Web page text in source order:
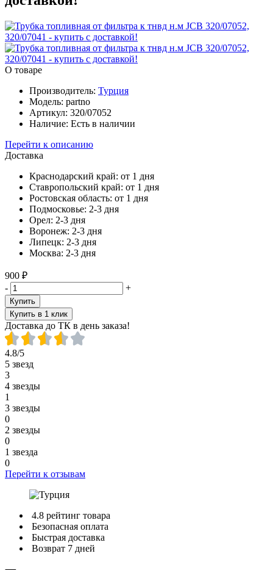
О товаре
Производитель: Турция
Модель: partno
Артикул: 320/07052
Наличие: Есть в наличии
Перейти к описанию
Доставка
Краснодарский край: от 1 дня
Ставропольский край: от 1 дня
Ростовская область: от 1 дня
Подмосковье: 2-3 дня
Орел: 2-3 дня
Воронеж: 2-3 дня
Липецк: 2-3 дня
Москва: 2-3 дня
900 ₽
-
+
Купить
Купить в 1 клик
Доставка до ТК в день заказа!
4.8/5
5 звезд
3
4 звезды
1
3 звезды
0
2 звезды
0
1 звезда
0
Перейти к отзывам
4.8 рейтинг товара
Безопасная оплата
Быстрая доставка
Возврат 7 дней